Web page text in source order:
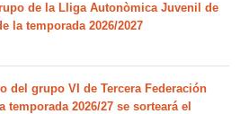
de la Lliga Autonòmica Juvenil de
la temporada 2026/2027
del grupo VI de Tercera Federación
temporada 2026/27 se sorteará el